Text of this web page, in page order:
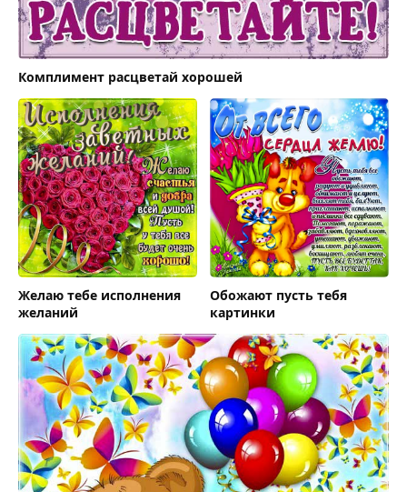
Комплимент расцветай хорошей
Желаю тебе исполнения
желаний
Обожают пусть тебя
картинки